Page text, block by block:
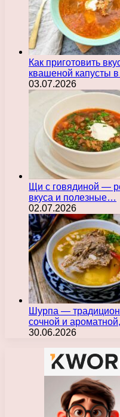
Как приготовить
квашеной капусты
03.07.2026
Щи с говядиной —
вкуса и полезные…
02.07.2026
Шурпа —
сочной и
30.06.2026